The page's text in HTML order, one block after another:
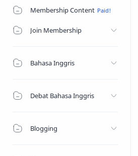
Membership Content
Join Membership
Bahasa Inggris
Debat Bahasa Inggris
Blogging